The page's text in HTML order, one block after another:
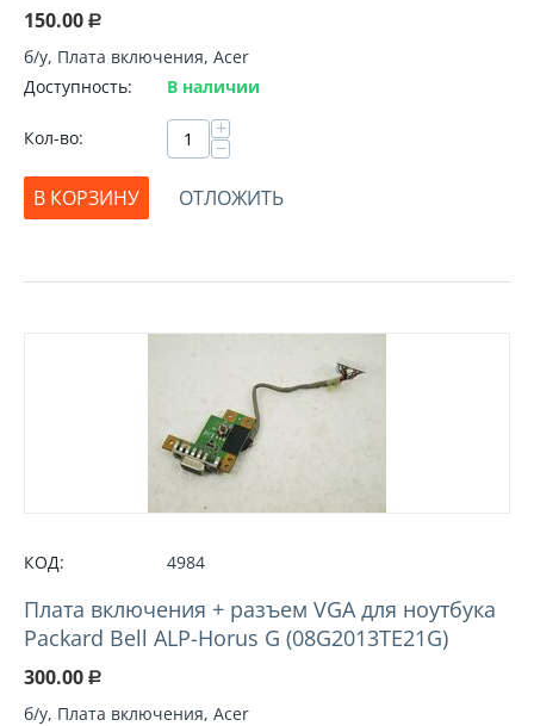
150.00 Р
б/у, Плата включения, Acer
Доступность:
В наличии
Кол-во: +
−
В КОРЗИНУ
ОТЛОЖИТЬ
КОД: 4984
Плата включения + разъем VGA для ноутбука
Packard Bell ALP-Horus G (08G2013TE21G)
300.00 Р
б/у, Плата включения, Acer